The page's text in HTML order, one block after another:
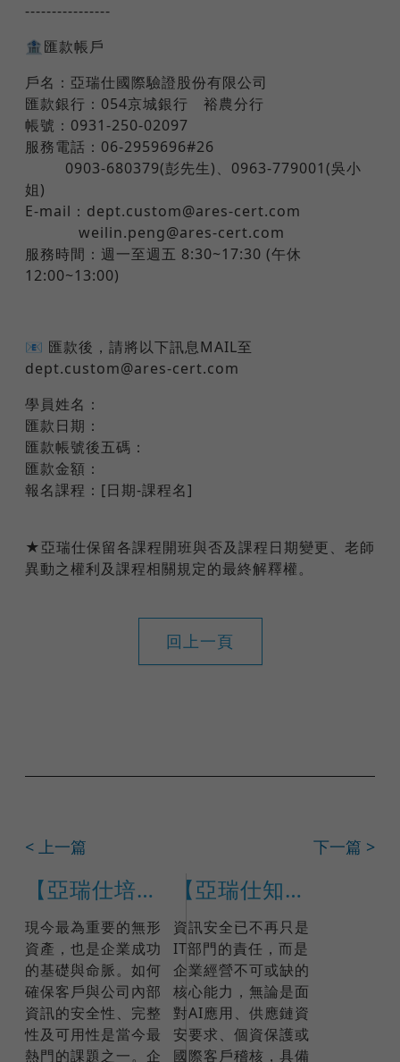
----------------
🏦匯款帳戶
戶名：亞瑞仕國際驗證股份有限公司
匯款銀行：054京城銀行 裕農分行
帳號：0931-250-02097
服務電話：06-2959696#26
0903-680379(彭先生)、0963-779001(吳小
姐)
E-mail：dept.custom@ares-cert.com
weilin.peng@ares-cert.com
服務時間：週一至週五 8:30~17:30 (午休
12:00~13:00)
📧 匯款後，請將以下訊息MAIL至
dept.custom@ares-cert.com
學員姓名：
匯款日期：
匯款帳號後五碼：
匯款金額：
報名課程：[日期-課程名]
★亞瑞仕保留各課程開班與否及課程日期變更、老師
異動之權利及課程相關規定的最終解釋權。
回上一頁
< 上一篇 下一篇 >
【亞瑞仕培訓課程】ISO/IEC 27001:2022 資訊安全管理系統內部稽核員
現今最為重要的無形
資產，也是企業成功
的基礎與命脈。如何
確保客戶與公司內部
資訊的安全性、完整
性及可用性是當今最
熱門的課題之一。企
【亞瑞仕知識學苑】ISO 27001:2022國際IRCA主導稽核員訓練課程(課程編號 17791)
資訊安全已不再只是
IT部門的責任，而是
企業經營不可或缺的
核心能力，無論是面
對AI應用、供應鏈資
安要求、個資保護或
國際客戶稽核，具備